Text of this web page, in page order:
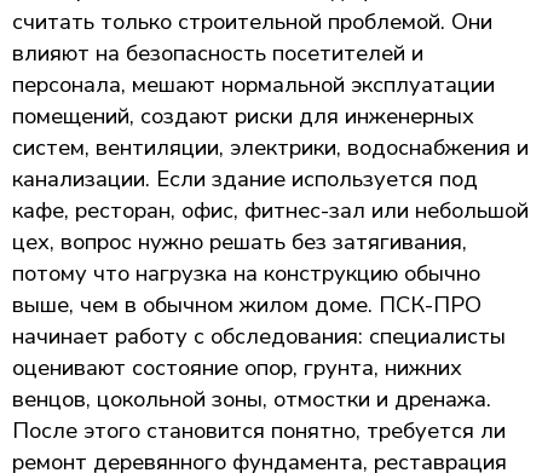
считать только строительной проблемой. Они
влияют на безопасность посетителей и
персонала, мешают нормальной эксплуатации
помещений, создают риски для инженерных
систем, вентиляции, электрики, водоснабжения и
канализации. Если здание используется под
кафе, ресторан, офис, фитнес-зал или небольшой
цех, вопрос нужно решать без затягивания,
потому что нагрузка на конструкцию обычно
выше, чем в обычном жилом доме. ПСК-ПРО
начинает работу с обследования: специалисты
оценивают состояние опор, грунта, нижних
венцов, цокольной зоны, отмостки и дренажа.
После этого становится понятно, требуется ли
ремонт деревянного фундамента, реставрация